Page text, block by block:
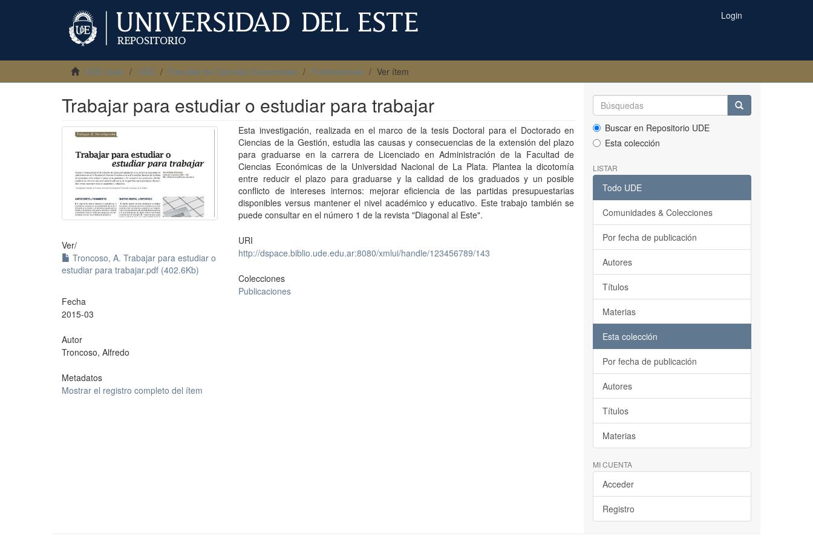
Login
UDE Inicio UDE Facultad de Ciencias Económicas Publicaciones Ver ítem
Trabajar para estudiar o estudiar para trabajar
Ver/
Troncoso, A. Trabajar para estudiar o
estudiar para trabajar.pdf (402.6Kb)
Fecha
2015-03
Autor
Troncoso, Alfredo
Metadatos
Mostrar el registro completo del ítem
Esta investigación, realizada en el marco de la tesis Doctoral para el Doctorado en
Ciencias de la Gestión, estudia las causas y consecuencias de la extensión del plazo
para graduarse en la carrera de Licenciado en Administración de la Facultad de
Ciencias Económicas de la Universidad Nacional de La Plata. Plantea la dicotomía
entre reducir el plazo para graduarse y la calidad de los graduados y un posible
conflicto de intereses internos: mejorar eficiencia de las partidas presupuestarias
disponibles versus mantener el nivel académico y educativo. Este trabajo también se
puede consultar en el número 1 de la revista "Diagonal al Este".
URI
http://dspace.biblio.ude.edu.ar:8080/xmlui/handle/123456789/143
Colecciones
Publicaciones
Buscar en Repositorio UDE
Esta colección
LISTAR
Todo UDE
Comunidades & Colecciones
Por fecha de publicación
Autores
Títulos
Materias
Esta colección
Por fecha de publicación
Autores
Títulos
Materias
MI CUENTA
Acceder
Registro